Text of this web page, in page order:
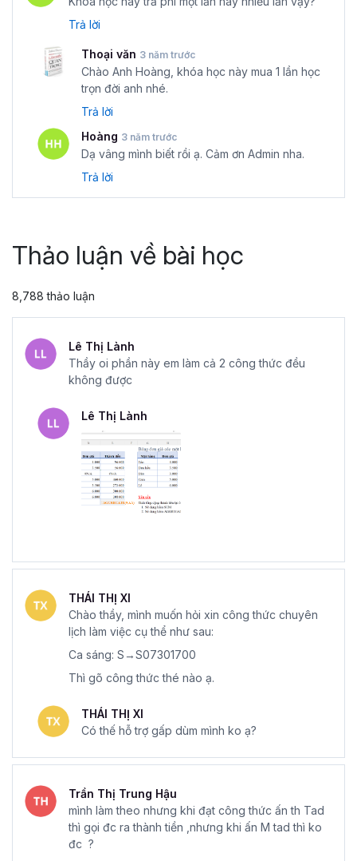
Trả lời
Thoại văn 3 năm trước
Chào Anh Hoàng, khóa học này mua 1 lần học
trọn đời anh nhé.
Trả lời
Hoàng 3 năm trước
Dạ vâng mình biết rồi ạ. Cảm ơn Admin nha.
Trả lời
Thảo luận về bài học
8,788 thảo luận
Lê Thị Lành
Thầy oi phần này em làm cả 2 công thức đều
không được
Lê Thị Lành
THÁI THỊ XI
Chào thầy, mình muốn hỏi xin công thức chuyên
lịch làm việc cụ thể như sau:
Ca sáng: S→S07301700
Thì gõ công thức thé nào ạ.
THÁI THỊ XI
Có thế hỗ trợ gấp dùm mình ko ạ?
Trần Thị Trung Hậu
mình làm theo nhưng khi đạt công thức ấn th Tad
thì gọi đc ra thành tiền ,nhưng khi ấn M tad thì ko
đc ?